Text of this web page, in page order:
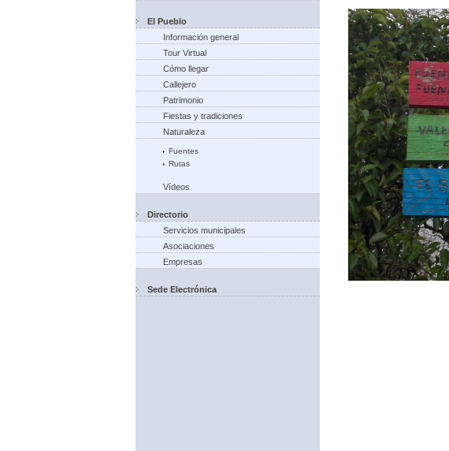
El Pueblo
Información general
Tour Virtual
Cómo llegar
Callejero
Patrimonio
Fiestas y tradiciones
Naturaleza
Fuentes
Rutas
Vídeos
Directorio
Servicios municipales
Asociaciones
Empresas
Sede Electrónica